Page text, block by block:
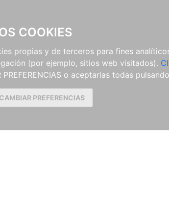
COOKIES
propias y de terceros para fines
(por ejemplo, sitios web visitados).
PREFERENCIAS o aceptarlas todas
CAMBIAR PREFERENCIAS
EDITORIAL
ArtículosRevista de Derecho Privado